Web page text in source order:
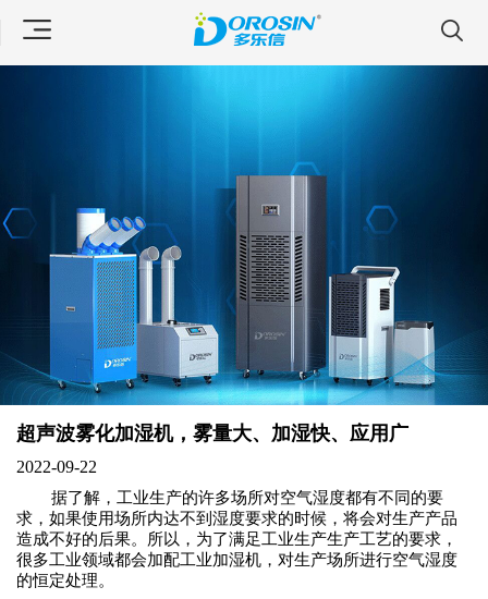
超声波雾化加湿机，雾量大、加湿快、应用广
2022-09-22
据了解，工业生产的许多场所对空气湿度都有不同的要
求，如果使用场所内达不到湿度要求的时候，将会对生产产品
造成不好的后果。所以，为了满足工业生产生产工艺的要求，
很多工业领域都会加配工业加湿机 ，对生产场所进行空气湿度
的恒定处理。